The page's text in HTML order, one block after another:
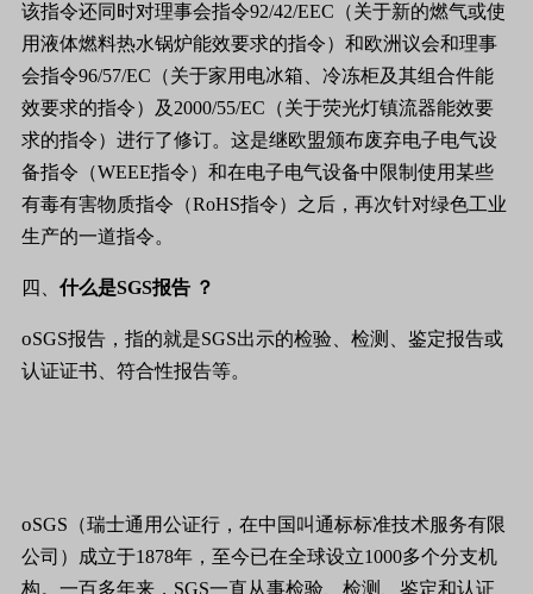
该指令还同时对理事会指令92/42/EEC （关于新的燃气或使
用液体燃料热水锅炉能效要求的指令）和欧洲议会和理事
会指令96/57/EC （关于家用电冰箱、冷冻柜及其组合件能
效要求的指令）及 2000/55/EC （关于荧光灯镇流器能效要
求的指令）进行了修订。这是继欧盟颁布废弃电子电气设
备指令（WEEE指令）和在电子电气设备中限制使用某些
有毒有害物质指令（RoHS指令）之后，再次针对绿色工业
生产的一道指令。
四、 什么是SGS报告 ？
oSGS报告，指的就是SGS出示的检验、检测、鉴定报告或
认证证书、符合性报告等。
oSGS （瑞士通用公证行，在中国叫通标标准技术服务有限
公司 ）成立于1878年，至今已在全球设立1000多个分支机
构。一百多年来， SGS一直从事检验、检测、鉴定和认证